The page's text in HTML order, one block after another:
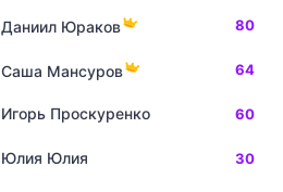
Даниил Юраков 80
Саша Мансуров 64
Игорь Проскуренко 60
Юлия Юлия 30